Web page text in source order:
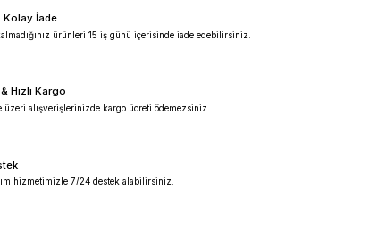
kaliteli ürünleri ve mükemmel müşteri hizmetleri ile
ve hassasiyetleri ile bilinir.
olarak, belirli bir kullanım durumu ve bütçe için hangi